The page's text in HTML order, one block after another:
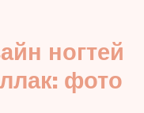
ногтей
фото